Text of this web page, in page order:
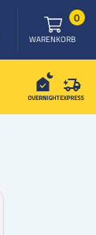
WARENKORB
0